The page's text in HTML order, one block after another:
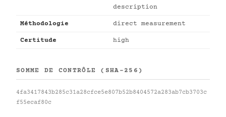
description
Méthodologie direct measurement
Certitude high
SOMME DE CONTRÔLE (SHA-256)
4fa3417843b285c31a28cfce5e807b52b8404572a283ab7cb3703c
f55ecaf80c